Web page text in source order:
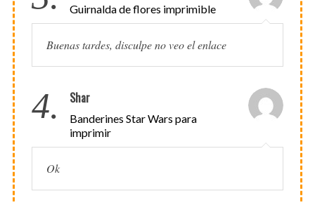
Guirnalda de flores imprimible
Buenas tardes, disculpe no veo el enlace
4. Shar
Banderines Star Wars para
imprimir
Ok